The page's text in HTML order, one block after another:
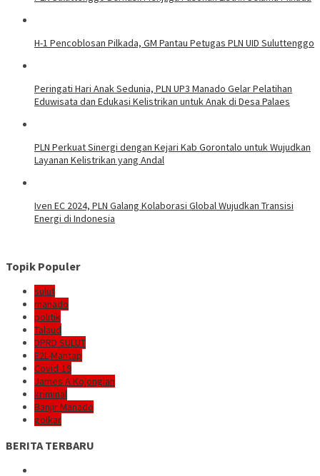
H-1 Pencoblosan Pilkada, GM Pantau Petugas PLN UID Suluttenggo
Peringati Hari Anak Sedunia, PLN UP3 Manado Gelar Pelatihan
Eduwisata dan Edukasi Kelistrikan untuk Anak di Desa Palaes
PLN Perkuat Sinergi dengan Kejari Kab Gorontalo untuk Wujudkan
Layanan Kelistrikan yang Andal
Iven EC 2024, PLN Galang Kolaborasi Global Wujudkan Transisi
Energi di Indonesia
Topik Populer
sulut
manado
politik
Talaud
DPRD SULUT
E2L-Mantap
Covid-19
James A Kojongian
kriminal
Banjir Manado
golkar
BERITA TERBARU